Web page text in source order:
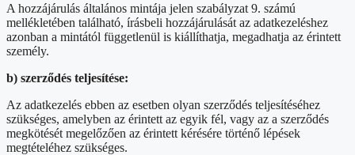
A hozzájárulás általános mintája jelen szabályzat 9. számú
mellékletében található, írásbeli hozzájárulását az adatkezeléshez
azonban a mintától függetlenül is kiállíthatja, megadhatja az érintett
személy.
b) szerződés teljesítése:
Az adatkezelés ebben az esetben olyan szerződés teljesítéséhez
szükséges, amelyben az érintett az egyik fél, vagy az a szerződés
megkötését megelőzően az érintett kérésére történő lépések
megtételéhez szükséges.